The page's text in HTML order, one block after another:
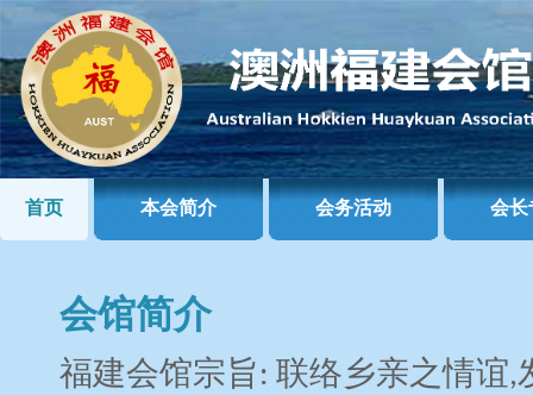
首页 本会简介 会务活动 会长
会馆简介
福建会馆宗旨: 联络乡亲之情谊